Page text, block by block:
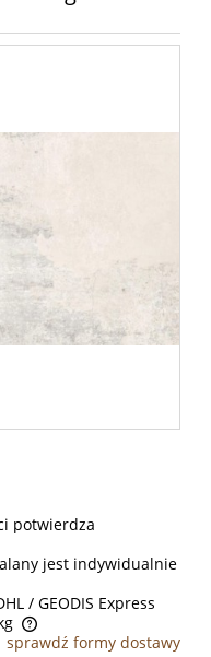
potwierdza
jest indywidualnie
/ GEODIS Express
płatności
sprawdź formy dostawy